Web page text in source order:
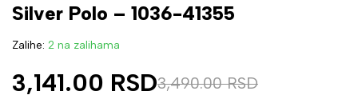
Silver Polo – 1036-41355
Zalihe: 2 na zalihama
3,490.00RSD
3,141.00 RSD